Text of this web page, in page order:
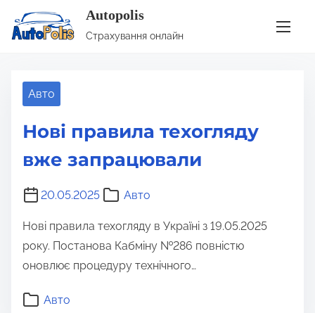
Autopolis
Страхування онлайн
Позначка:техогляд
Авто
Нові правила техогляду
вже запрацювали
20.05.2025 Авто
Нові правила техогляду в Україні з 19.05.2025
року. Постанова Кабміну №286 повністю
оновлює процедуру технічного…
Авто